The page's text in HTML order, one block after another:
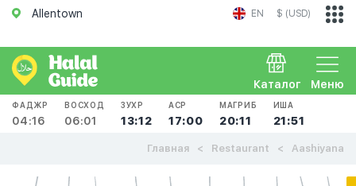
Allentown EN $ (USD)
Меню
Каталог
ФАДЖР
04:16
ВОСХОД
06:01
ЗУХР
13:12
АСР
17:00
МАГРИБ
20:11
ИША
21:51
Главная Restaurant Aashiyana